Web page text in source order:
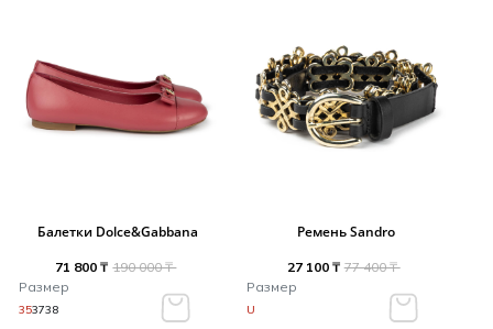
Балетки Dolce&Gabbana
71 800 ₸ 190 000 ₸
Размер
353738
Ремень Sandro
27 100 ₸ 77 400 ₸
Размер
U